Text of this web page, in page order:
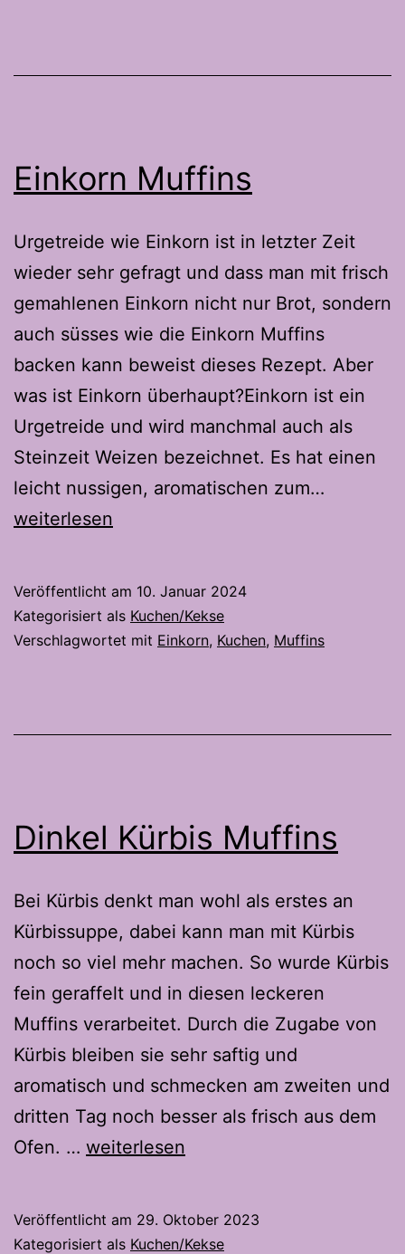
Einkorn Muffins
Urgetreide wie Einkorn ist in letzter Zeit
wieder sehr gefragt und dass man mit frisch
gemahlenen Einkorn nicht nur Brot, sondern
auch süsses wie die Einkorn Muffins
backen kann beweist dieses Rezept. Aber
was ist Einkorn überhaupt?Einkorn ist ein
Urgetreide und wird manchmal auch als
Steinzeit Weizen bezeichnet. Es hat einen
leicht nussigen, aromatischen zum…
weiterlesen
Veröffentlicht am 10. Januar 2024
Kategorisiert als Kuchen/Kekse
Verschlagwortet mit Einkorn, Kuchen, Muffins
Dinkel Kürbis Muffins
Bei Kürbis denkt man wohl als erstes an
Kürbissuppe, dabei kann man mit Kürbis
noch so viel mehr machen. So wurde Kürbis
fein geraffelt und in diesen leckeren
Muffins verarbeitet. Durch die Zugabe von
Kürbis bleiben sie sehr saftig und
aromatisch und schmecken am zweiten und
dritten Tag noch besser als frisch aus dem
Ofen. … Dinkel
weiterlesen
Veröffentlicht am 29. Oktober 2023
Kategorisiert als Kuchen/Kekse